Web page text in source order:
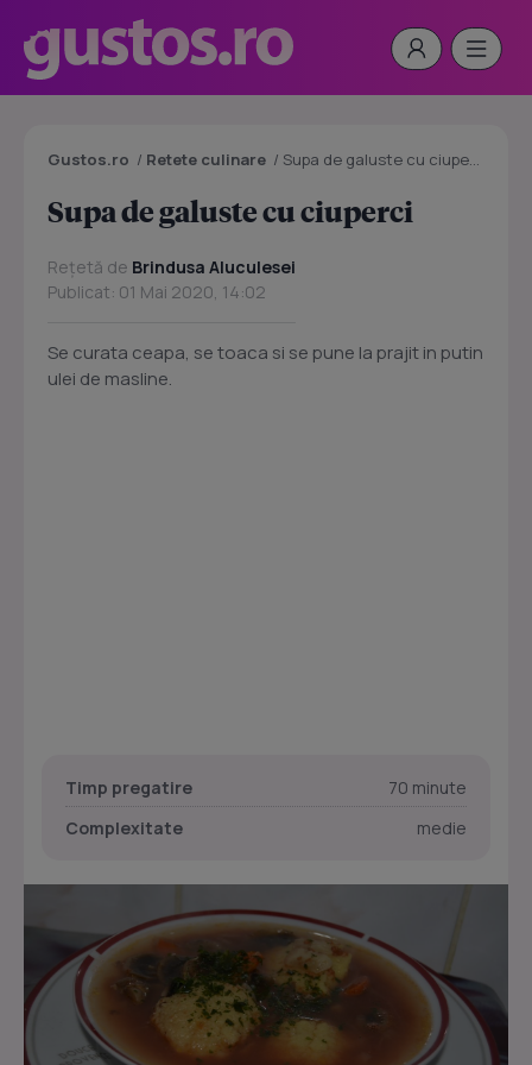
Gustos.ro / Retete culinare / Supa de galuste cu ciuperci
Supa de galuste cu ciuperci
Rețetă de Brindusa Aluculesei
Publicat: 01 Mai 2020, 14:02
Se curata ceapa, se toaca si se pune la prajit in putin
ulei de masline.
Timp pregatire
70 minute
Complexitate
medie